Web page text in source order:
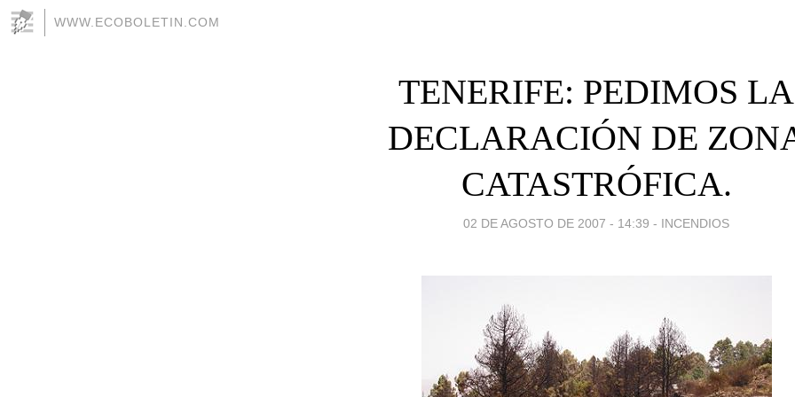
WWW.ECOBOLETIN.COM
TENERIFE: PEDIMOS LA
DECLARACIÓN DE
CATASTRÓFICA.
02 DE AGOSTO DE 2007 - 14:39 - INCENDIOS